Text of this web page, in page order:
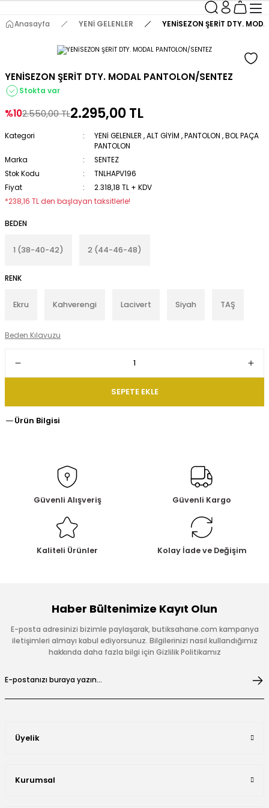
Anasayfa YENİ GELENLER YENİSEZON ŞERİT DTY.
YENİSEZON ŞERİT DTY. MODAL PANTOLON/SENTEZ
Stokta var
%102.550,00 TL2.295,00 TL
Kategori YENİ GELENLER ,ALT GİYİM ,PANTOLON ,BOL PAÇA
PANTOLON
Marka
SENTEZ
Stok Kodu
TNLHAPV196
Fiyat
2.318,18 TL + KDV
*238,16 TL den başlayan taksitlerle!
BEDEN
1 (38-40-42) 2 (44-46-48)
RENK
Ekru Kahverengi Lacivert Siyah TAŞ
Beden Kılavuzu
SEPETE EKLE
Ürün Bilgisi
Güvenli Alışveriş Güvenli Kargo
Kaliteli Ürünler Kolay İade ve Değişim
Haber Bültenimize Kayıt Olun
E-posta adresinizi bizimle paylaşarak, butiksahane.com kampanya
iletişimleri almayı kabul ediyorsunuz. Bilgilerinizi nasıl kullandığımız
hakkında daha fazla bilgi için Gizlilik Politikamız
Üyelik
Kurumsal